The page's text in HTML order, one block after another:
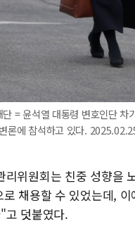
= 윤석열 대통령 변호인단
변론에 참석하고 있다.
리위원회는 친중 성향을
채용할 수 있었는데,
고 덧붙였다.